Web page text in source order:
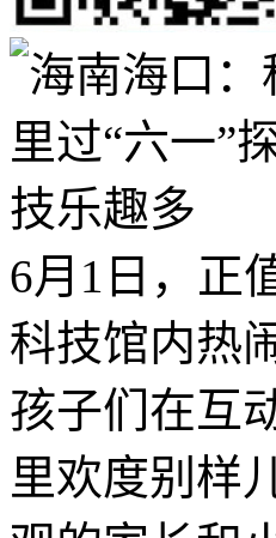
6月1日，正
科技馆内热
孩子们在互
里欢度别样